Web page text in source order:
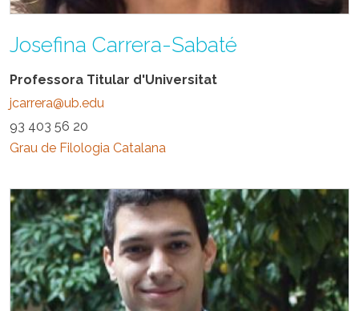
Josefina Carrera-Sabaté
Professora Titular d'Universitat
jcarrera@ub.edu
93 403 56 20
Grau de Filologia Catalana